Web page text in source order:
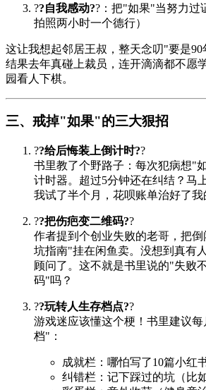
??自我感动??：把"如果"当努力过
拍照两小时一个德行）
这让我想起邻居王叔，整天念叨"要是90
结果去年真碰上裁员，连开滴滴都不愿
园看人下棋。
三、戒掉"如果"的三大狠招
??给后悔装上倒计时??
书里教了个野路子：每次犯病想"
计时器。超过5分钟还在纠结？马
我试了半个月，花呗账单治好了我
??把伤疤变二维码??
作者提到个创业失败的老哥，把
坑指南"挂在闲鱼卖。没想到真有
顾问了。这不就是书里说的"失败
码"吗？
??玩转人生存档点??
游戏迷应该懂这个梗！书里建议
档"：
成就栏：哪怕写了10篇小红
纠错栏：记下踩过的坑（比